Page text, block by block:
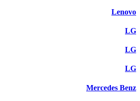
Lenovo
LG
LG
LG
Mercedes Benz